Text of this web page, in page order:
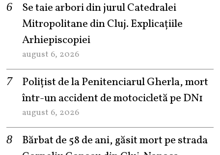
Se taie arbori din jurul Catedralei
Mitropolitane din Cluj. Explicațiile
Arhiepiscopiei
august 6, 2026
Polițist de la Penitenciarul Gherla, mort
într-un accident de motocicletă pe DN1
august 6, 2026
Bărbat de 58 de ani, găsit mort pe strada